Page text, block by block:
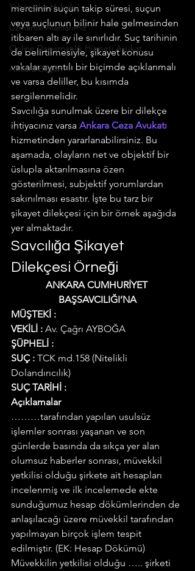
Yabancılar Hukuku
Uzmanlık Alanlarımız
Online Danışmanlık Hizmeti Avukat
Ankara Bilişim
merciinin suçun takip süresi, suçun
veya suçlunun bilinir hale gelmesinden
itibaren altı ay ile sınırlıdır. Suç tarihinin
de belirtilmesiyle, şikayet konusu
vakalar ayrıntılı bir biçimde açıklanmalı
ve varsa deliller, bu kısımda
sergilenmelidir.
Savcılığa sunulmak üzere bir dilekçe
ihtiyacınız varsa Ankara Ceza Avukatı
hizmetinden yararlanabilirsiniz. Bu
aşamada, olayların net ve objektif bir
üslupla aktarılmasına özen
gösterilmesi, subjektif yorumlardan
sakınılması esastır. İşte bu tarz bir
şikayet dilekçesi için bir örnek aşağıda
yer almaktadır.
Savcılığa Şikayet
Dilekçesi Örneği
ANKARA CUMHURİYET
BAŞSAVCILIĞI’NA
MÜŞTEKİ :
VEKİLİ : Av. Çağrı AYBOĞA
ŞÜPHELİ :
SUÇ : TCK md.158 (Nitelikli
Dolandırıcılık)
SUÇ TARİHİ :
Açıklamalar
………tarafından yapılan usulsüz
işlemler sonrası yaşanan ve son
günlerde basında da sıkça yer alan
olumsuz haberler sonrası, müvekkil
yetkilisi olduğu şirkete ait hesapları
incelenmiş ve ilk incelemede ekte
sunduğumuz hesap dökümlerinden de
anlaşılacağı üzere müvekkil tarafından
yapılmayan birçok işlem tespit
edilmiştir. (EK: Hesap Dökümü)
Müvekkilin yetkilisi olduğu ….. şirketi